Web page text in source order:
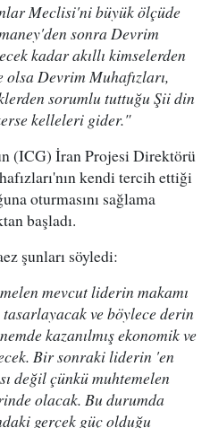
Meclisi'ni büyük ölçüde
sonra Devrim
kadar akıllı kimselerden
Devrim Muhafızları,
sorumlu tuttuğu Şii din
kelleleri gider."
(ICG) İran Projesi Direktörü
kendi tercih ettiği
oturmasını sağlama
başladı.
şunları söyledi:
mevcut liderin makamı
ve böylece derin
kazanılmış ekonomik ve
Bir sonraki liderin 'en
değil çünkü muhtemelen
olacak. Bu durumda
gerçek güç olduğu